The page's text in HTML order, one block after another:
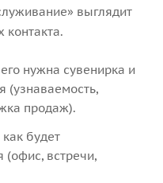
выглядит
контакта.
нужна сувенирка и
(узнаваемость,
продаж).
будет
(офис, встречи,